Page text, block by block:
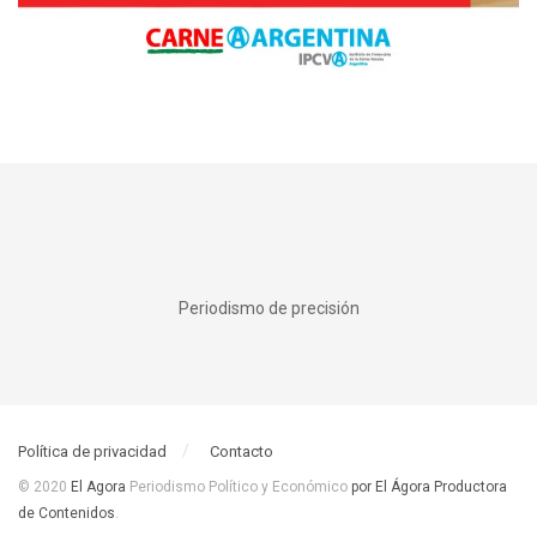
Periodismo de precisión
Política de privacidad Contacto
© 2020 El Agora Periodismo Político y Económico por El Ágora Productora
de Contenidos